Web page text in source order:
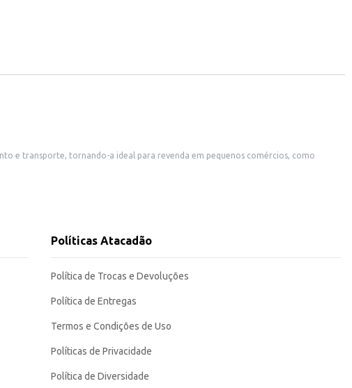
fácil consumo e armazenamento. Sua textura e sabor agradam a diversos
Políticas Atacadão
Política de Trocas e Devoluções
Política de Entregas
Termos e Condições de Uso
Políticas de Privacidade
Política de Diversidade